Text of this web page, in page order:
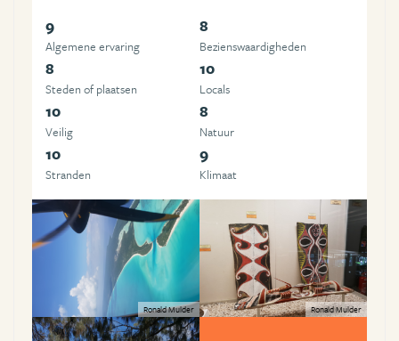
9
Algemene ervaring
8
Beziens­waardigheden
8
Steden of plaatsen
10
Locals
10
Veilig
8
Natuur
10
Stranden
9
Klimaat
Ronald Mulder Ronald Mulder